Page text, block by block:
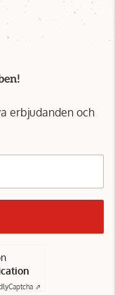
erbjudanden och
Captcha ⇗